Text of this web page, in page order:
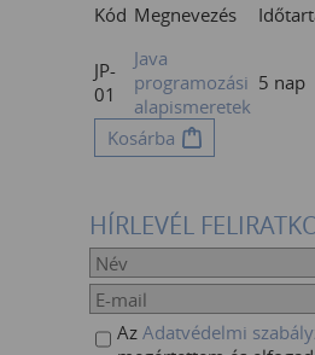
Kód Megnevezés
JP-
01
Java
programozási
alapismeretek
5 nap
Kosárba
HÍRLEVÉL
Az Adatvédelmi